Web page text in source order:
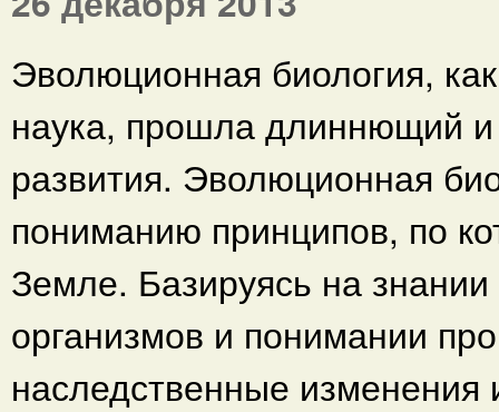
Эволюционная биология,
наука, прошла длиннющий и
развития. Эволюционная
пониманию принципов, по
Земле. Базируясь на
организмов и понимании
наследственные изменения